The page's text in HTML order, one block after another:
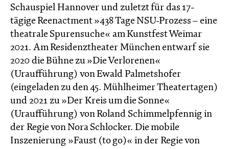
Schauspiel Hannover und zuletzt für das 17-
tägige Reenactment »438 Tage NSU-Prozess – eine
theatrale Spurensuche« am Kunstfest Weimar
2021. Am Residenztheater München entwarf sie
2020 die Bühne zu »Die Verlorenen«
(Uraufführung) von Ewald Palmetshofer
(eingeladen zu den 45. Mühlheimer Theatertagen)
und 2021 zu »Der Kreis um die Sonne«
(Uraufführung) von Roland Schimmelpfennig in
der Regie von Nora Schlocker. Die mobile
Inszenierung »Faust (to go)« in der Regie von